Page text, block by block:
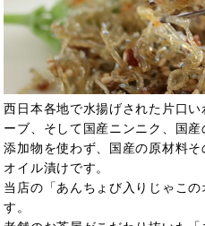
西日本各地で水揚げされた片口
ーブ、そして国産ニンニク、国産
添加物を使わず、国産の原材料
オイル漬けです。
当店の「あんちょび入りじゃこ
す。